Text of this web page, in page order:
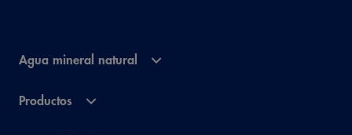
Agua mineral natural
Productos